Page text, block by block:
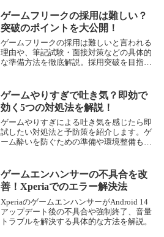
ゲームフリークの採用は難しい？
突破のポイントを大公開！
ゲームフリークの採用は難しいと言われる
理由や、筆記試験・面接対策などの具体的
な準備方法を徹底解説。採用突破を目指す
ゲームやりすぎで吐き気？即効で
効く5つの対処法を解説！
ゲームやりすぎによる吐き気を感じたら即
試したい対処法と予防策を紹介します。ゲ
ーム酔いを防ぐための準備や環境整備も解
ゲームエンハンサーの不具合を改
善！Xperiaでのエラー解決法
XperiaのゲームエンハンサーがAndroid 14
アップデート後の不具合や強制終了、音量
トラブルを解決する具体的な方法を解説。